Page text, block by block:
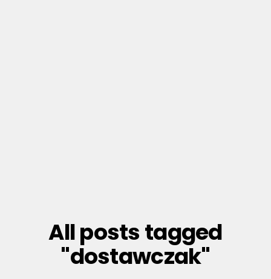
All posts tagged
"dostawczak"